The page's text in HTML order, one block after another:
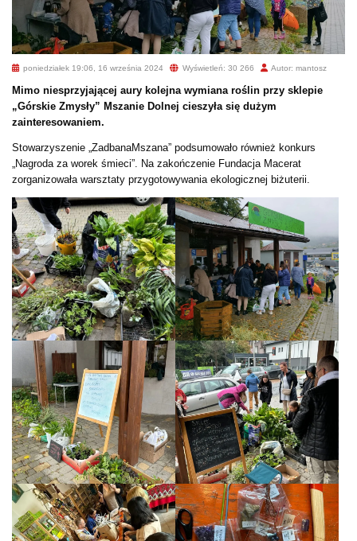
poniedziałek 19:06, 16 września 2024 Wyświetleń: 30 266 Autor: mantosz
Mimo niesprzyjającej aury kolejna wymiana roślin przy sklepie
„Górskie Zmysły” Mszanie Dolnej cieszyła się dużym
zainteresowaniem.
Stowarzyszenie „ZadbanaMszana” podsumowało również konkurs
„Nagroda za worek śmieci”. Na zakończenie Fundacja Macerat
zorganizowała warsztaty przygotowywania ekologicznej biżuterii.